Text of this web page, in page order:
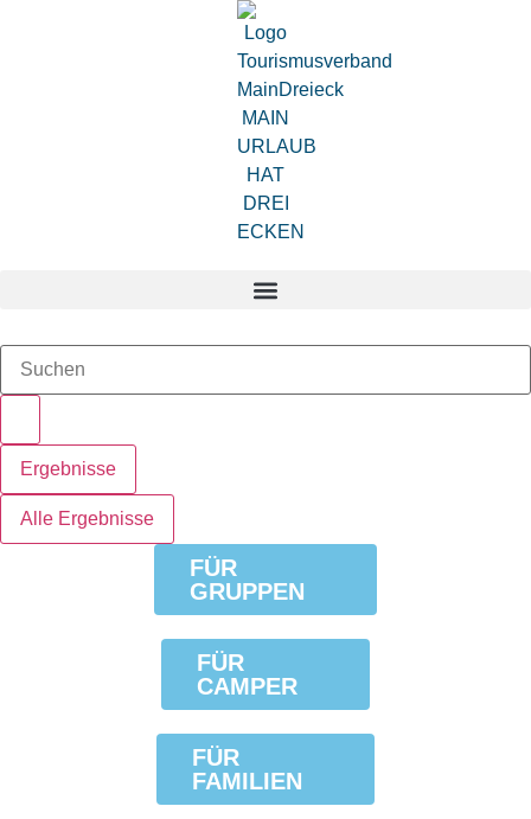
Search
Ergebnisse
Alle Ergebnisse
FÜR
GRUPPEN
FÜR
CAMPER
FÜR
FAMILIEN